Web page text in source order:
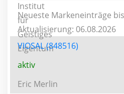
Neueste Markeneinträge
Aktualisierung: 06.08.2026
VIOSAL (848516)
aktiv
Eric Merlin